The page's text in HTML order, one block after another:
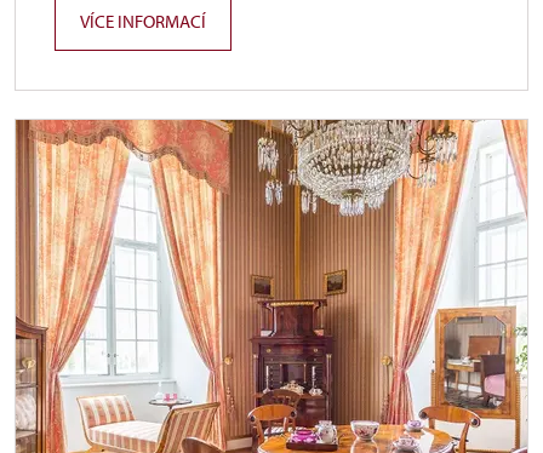
VÍCE INFORMACÍ